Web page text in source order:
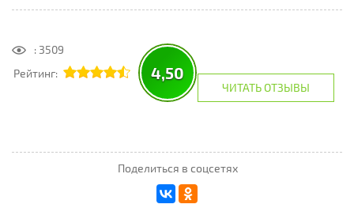
: 3509
Рейтинг:
4,50
ЧИТАТЬ ОТЗЫВЫ
Поделиться в соцсетях